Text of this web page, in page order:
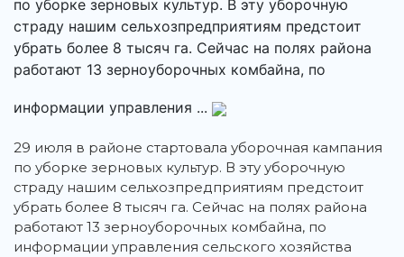
по уборке зерновых культур. В эту уборочную
страду нашим сельхозпредприятиям предстоит
убрать более 8 тысяч га. Сейчас на полях района
работают 13 зерноуборочных комбайна, по
информации управления ...
29 июля в районе стартовала уборочная кампания
по уборке зерновых культур. В эту уборочную
страду нашим сельхозпредприятиям предстоит
убрать более 8 тысяч га. Сейчас на полях района
работают 13 зерноуборочных комбайна, по
информации управления сельского хозяйства